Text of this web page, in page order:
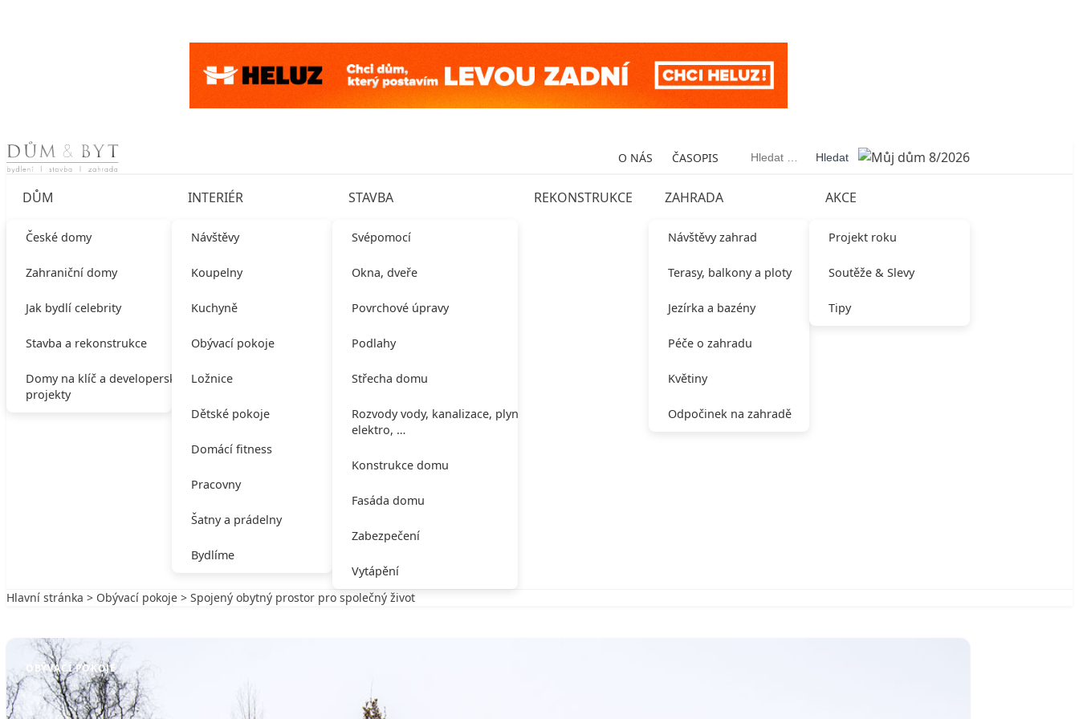
Skip to content O NÁS ČASOPIS Vyhledávání
DŮM
České domy
Zahraniční domy
Jak bydlí celebrity
Stavba a rekonstrukce
Domy na klíč a developerské
projekty
INTERIÉR
Návštěvy
Koupelny
Kuchyně
Obývací pokoje
Ložnice
Dětské pokoje
Domácí fitness
Pracovny
Šatny a prádelny
Bydlíme
STAVBA
Svépomocí
Okna, dveře
Povrchové úpravy
Podlahy
Střecha domu
Rozvody vody, kanalizace, plynu,
elektro, …
Konstrukce domu
Fasáda domu
Zabezpečení
Vytápění
REKONSTRUKCE ZAHRADA
Návštěvy zahrad
Terasy, balkony a ploty
Jezírka a bazény
Péče o zahradu
Květiny
Odpočinek na zahradě
AKCE
Projekt roku
Soutěže & Slevy
Tipy
Hlavní stránka > Obývací pokoje > Spojený obytný prostor pro společný život
OBÝVACÍ POKOJE